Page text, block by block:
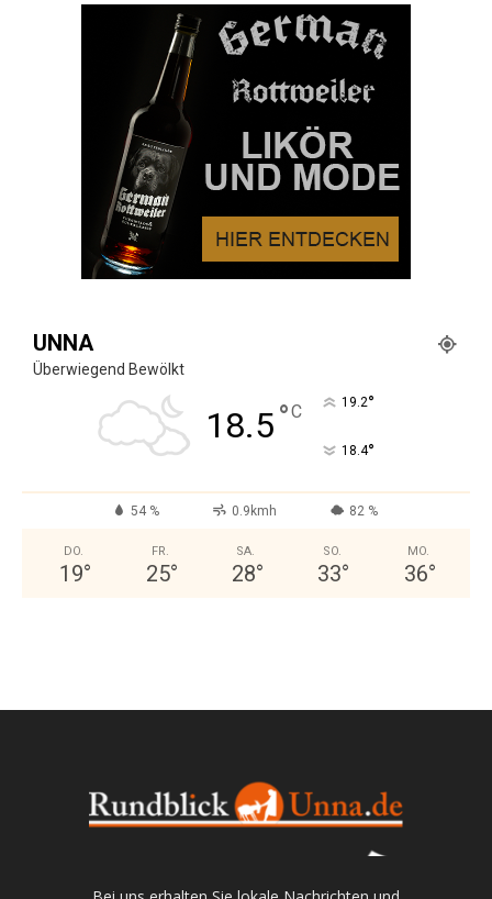
UNNA
Überwiegend Bewölkt
18.5°C 19.2°
18.4°
54 % 0.9kmh 82 %
DO.
19°
FR.
25°
SA.
28°
SO.
33°
MO.
36°